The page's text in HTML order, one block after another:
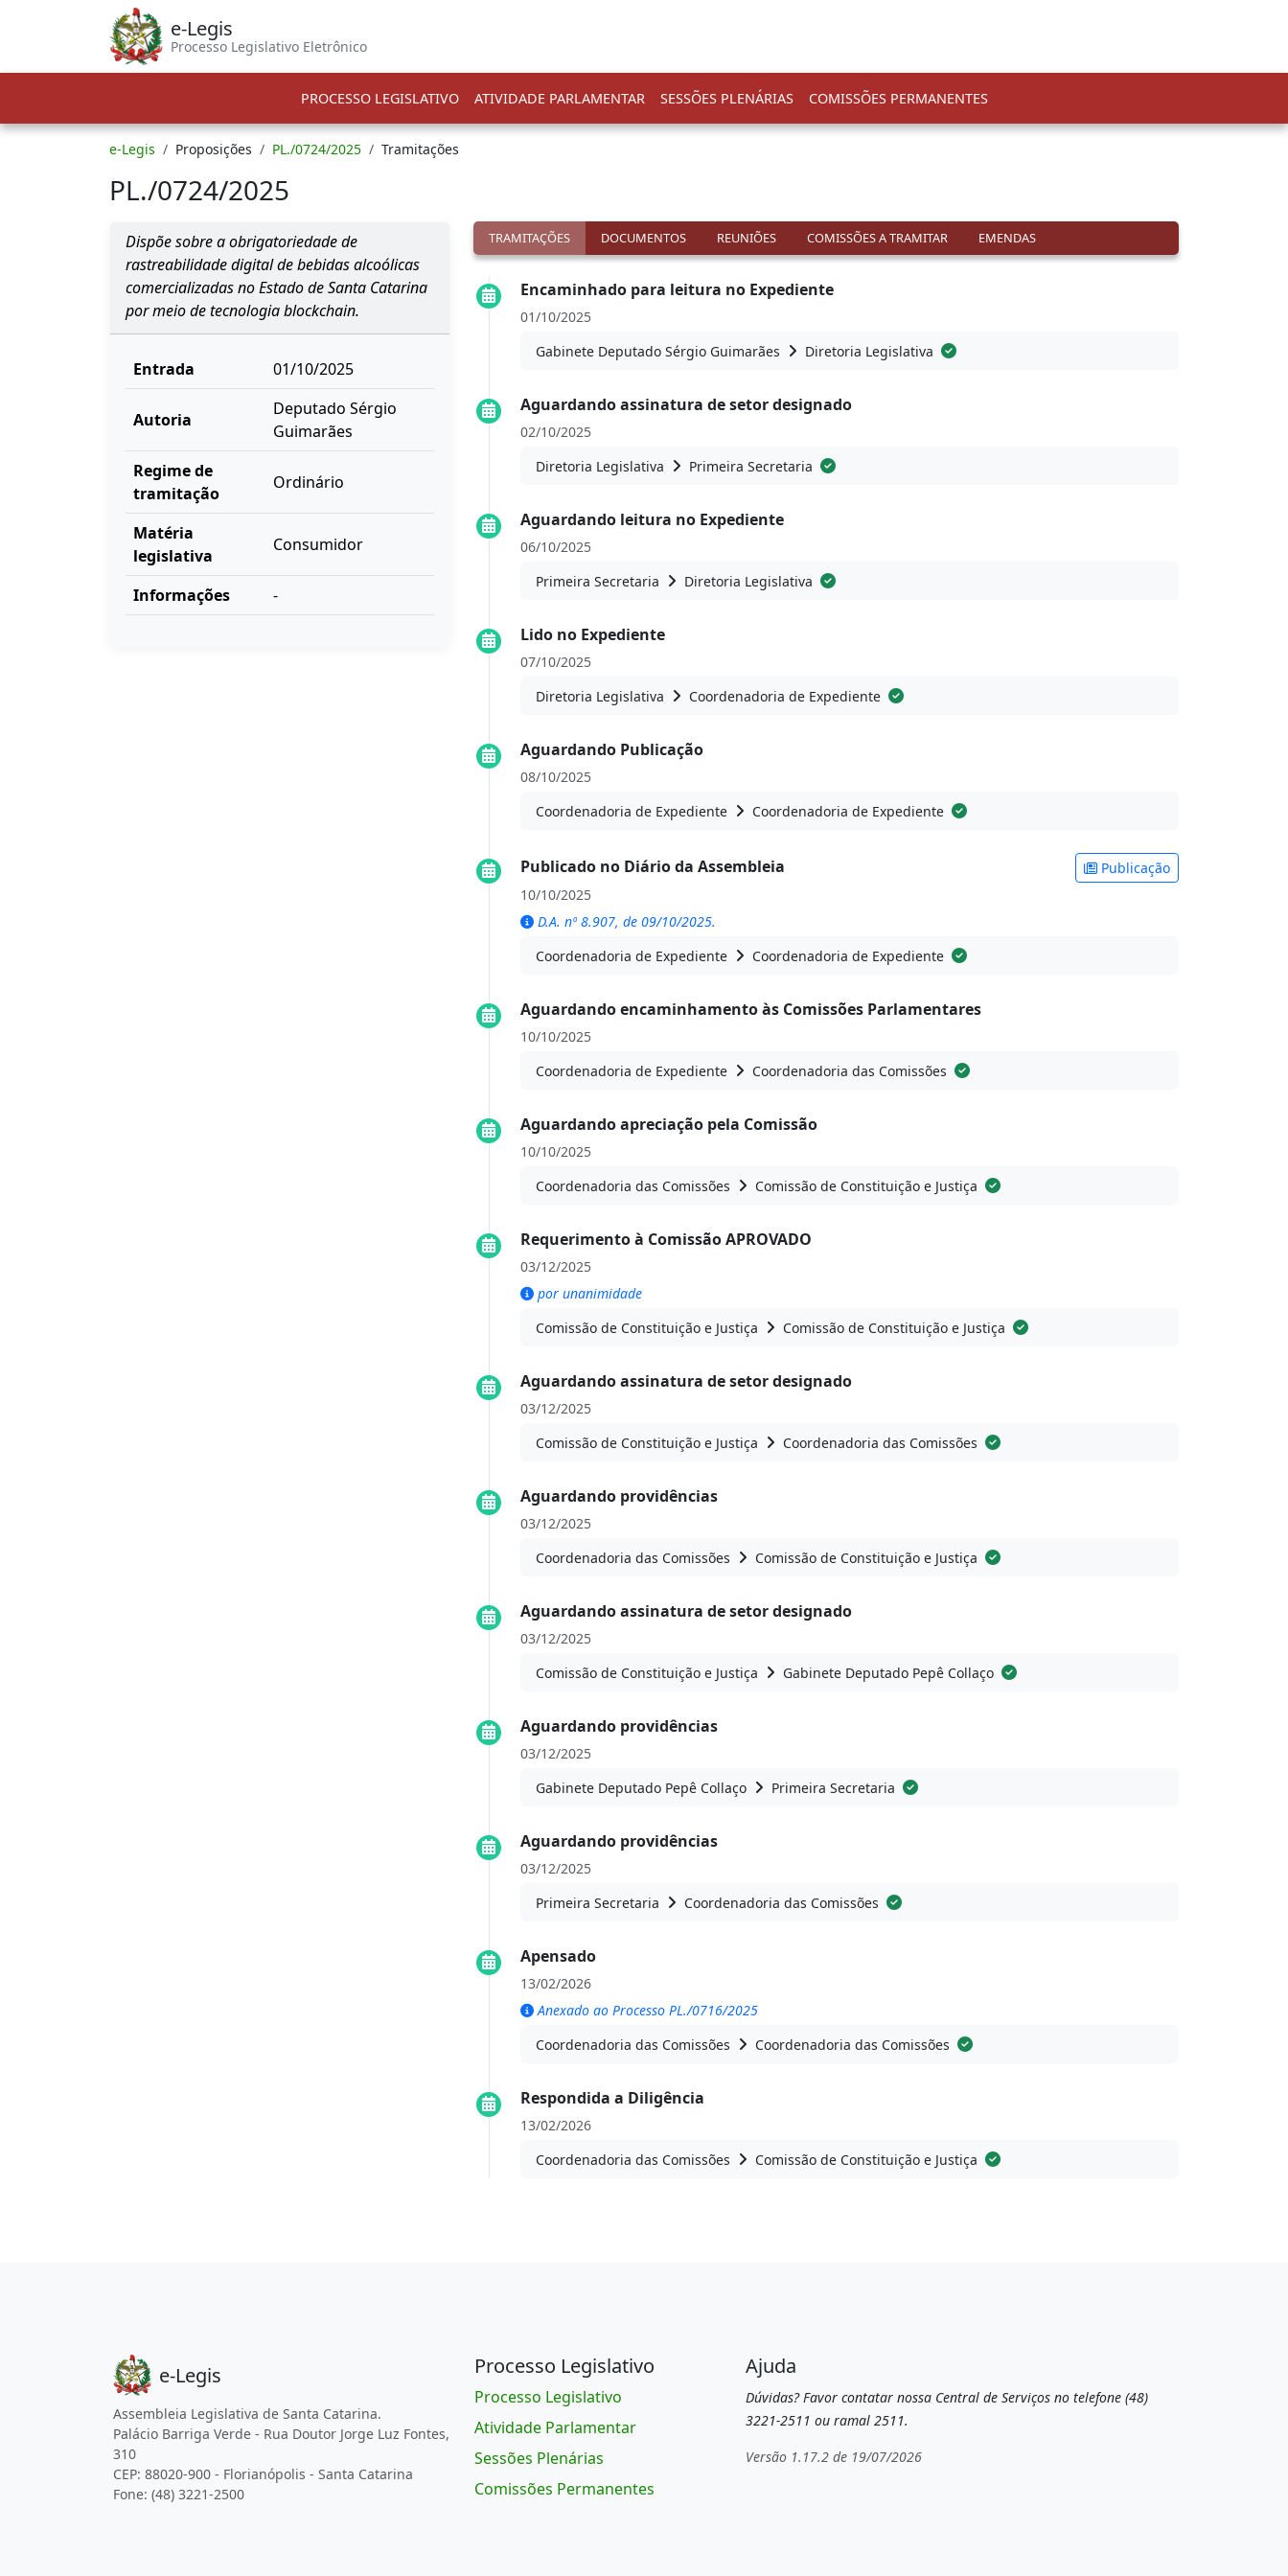
e-Legis
Processo Legislativo Eletrônico
PROCESSO LEGISLATIVO ATIVIDADE PARLAMENTAR SESSÕES PLENÁRIAS COMISSÕES PERMANENTES
e-Legis Proposições PL./0724/2025 Tramitações
PL./0724/2025
Dispõe sobre a obrigatoriedade de
rastreabilidade digital de bebidas alcoólicas
comercializadas no Estado de Santa Catarina
por meio de tecnologia blockchain.
Entrada 01/10/2025
Autoria
Deputado Sérgio
Guimarães
Regime de
tramitação
Ordinário
Matéria
legislativa
Consumidor
Informações -
TRAMITAÇÕES DOCUMENTOS REUNIÕES COMISSÕES A TRAMITAR EMENDAS
Encaminhado para leitura no Expediente
01/10/2025
Gabinete Deputado Sérgio Guimarães
Diretoria Legislativa
Aguardando assinatura de setor designado
02/10/2025
Diretoria Legislativa
Primeira Secretaria
Aguardando leitura no Expediente
06/10/2025
Primeira Secretaria
Diretoria Legislativa
Lido no Expediente
07/10/2025
Diretoria Legislativa
Coordenadoria de Expediente
Aguardando Publicação
08/10/2025
Coordenadoria de Expediente
Coordenadoria de Expediente
Publicado no Diário da Assembleia
Publicação
10/10/2025
D.A. nº 8.907, de 09/10/2025.
Coordenadoria de Expediente
Coordenadoria de Expediente
Aguardando encaminhamento às Comissões Parlamentares
10/10/2025
Coordenadoria de Expediente
Coordenadoria das Comissões
Aguardando apreciação pela Comissão
10/10/2025
Coordenadoria das Comissões
Comissão de Constituição e Justiça
Requerimento à Comissão APROVADO
03/12/2025
por unanimidade
Comissão de Constituição e Justiça
Comissão de Constituição e Justiça
Aguardando assinatura de setor designado
03/12/2025
Comissão de Constituição e Justiça
Coordenadoria das Comissões
Aguardando providências
03/12/2025
Coordenadoria das Comissões
Comissão de Constituição e Justiça
Aguardando assinatura de setor designado
03/12/2025
Comissão de Constituição e Justiça
Gabinete Deputado Pepê Collaço
Aguardando providências
03/12/2025
Gabinete Deputado Pepê Collaço
Primeira Secretaria
Aguardando providências
03/12/2025
Primeira Secretaria
Coordenadoria das Comissões
Apensado
13/02/2026
Anexado ao Processo PL./0716/2025
Coordenadoria das Comissões
Coordenadoria das Comissões
Respondida a Diligência
13/02/2026
Coordenadoria das Comissões
Comissão de Constituição e Justiça
e-Legis
Assembleia Legislativa de Santa Catarina.
Palácio Barriga Verde - Rua Doutor Jorge Luz Fontes,
310
CEP: 88020-900 - Florianópolis - Santa Catarina
Fone: (48) 3221-2500
Processo Legislativo
Processo Legislativo
Atividade Parlamentar
Sessões Plenárias
Comissões Permanentes
Ajuda
Dúvidas? Favor contatar nossa Central de Serviços no telefone (48)
3221-2511 ou ramal 2511.
Versão 1.17.2 de 19/07/2026